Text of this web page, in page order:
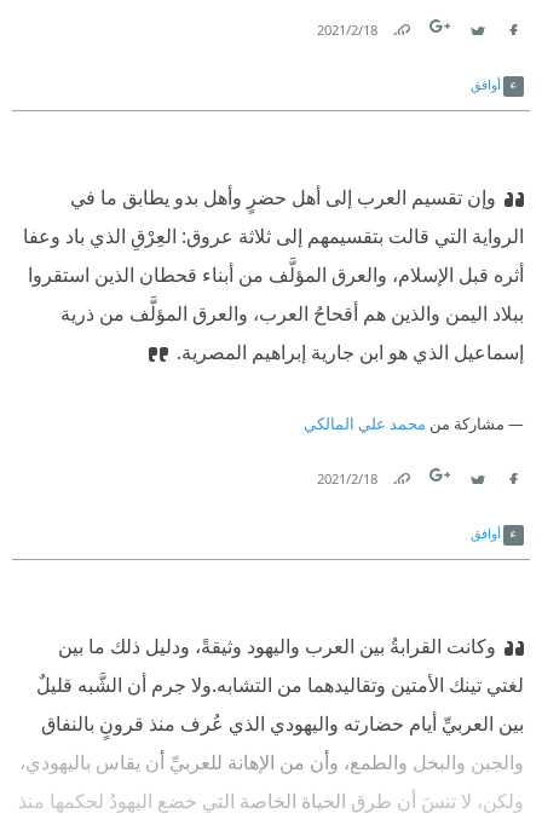
18‏/2‏/2021
أوافق
وإن تقسيم العرب إلى أهل حضرٍ وأهل بدو يطابق ما في
الرواية التي قالت بتقسيمهم إلى ثلاثة عروق: العِرْقِ الذي باد وعفا
أثره قبل الإسلام، والعرق المؤلَّف من أبناء قحطان الذين استقروا
ببلاد اليمن والذين هم أقحاحُ العرب، والعرق المؤلَّف من ذرية
إسماعيل الذي هو ابن جارية إبراهيم المصرية.
مشاركة من محمد علي المالكي
18‏/2‏/2021
أوافق
وكانت القرابةُ بين العرب واليهود وثيقةً، ودليل ذلك ما بين
لغتي تينك الأمتين وتقاليدهما من التشابه.ولا جرم أن الشَّبه قليلٌ
بين العربيِّ أيام حضارته واليهودي الذي عُرف منذ قرونٍ بالنفاق
والجبن والبخل والطمع، وأن من الإهانة للعربيِّ أن يقاس باليهودي،
ولكن، لا تنسَ أن طرق الحياة الخاصة التي خضع اليهودُ لحكمها منذ